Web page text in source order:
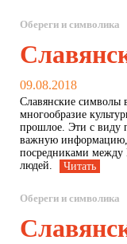
Обереги и символика
09.08.2018
Славянские символы
многообразие
прошлое. Эти с виду
важную информацию,
посредниками
людей.
Читать
Обереги и символика